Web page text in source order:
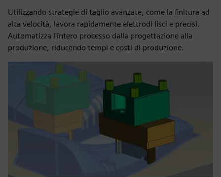
Utilizzando strategie di taglio avanzate, come la finitura ad
alta velocità, lavora rapidamente elettrodi lisci e precisi.
Automatizza l'intero processo dalla progettazione alla
produzione, riducendo tempi e costi di produzione.